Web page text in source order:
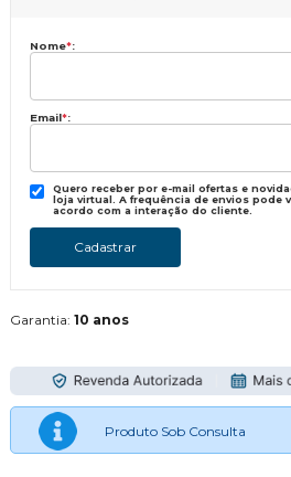
Nome*:
Email*:
Quero receber por e-mail ofertas e
loja virtual. A frequência de envios pode
acordo com a interação do cliente.
Garantia: 10 anos
Produto Sob Consulta